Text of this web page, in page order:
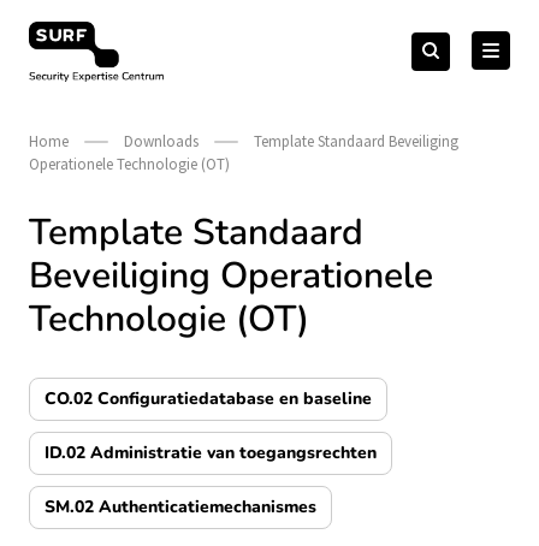
naar
Security Expertise Centrum – by SURF
Zoeken
naar:Zoeken
Home Downloads
Template Standaard Beveiliging
Operationele Technologie (OT)
Template Standaard
Beveiliging Operationele
Technologie (OT)
CO.02 Configuratiedatabase en baseline
ID.02 Administratie van toegangsrechten
SM.02 Authenticatiemechanismes